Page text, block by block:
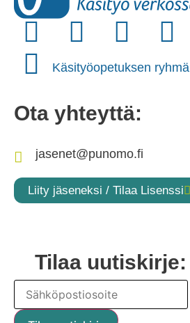
Käsityöopetuksen ryhmä
Ota yhteyttä:
jasenet@punomo.fi
Liity jäseneksi / Tilaa Lisenssi
Tilaa uutiskirje: